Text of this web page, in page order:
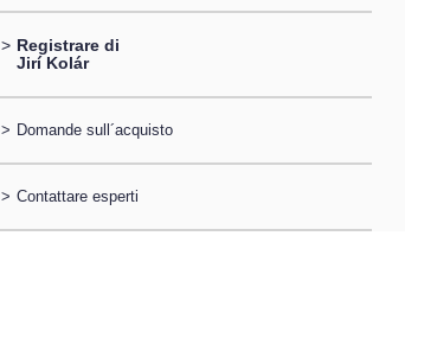
> Registrare di
Jirí Kolár
> Domande sull´acquisto
> Contattare esperti